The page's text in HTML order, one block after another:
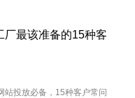
厂最该准备的15种客
站投放必备，15种客户常问